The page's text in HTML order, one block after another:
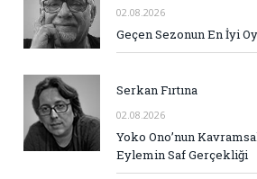
02.08.2026
Geçen Sezonun En İyi
Serkan Fırtına
02.08.2026
Yoko Ono’nun
Eylemin Saf Gerçekliği